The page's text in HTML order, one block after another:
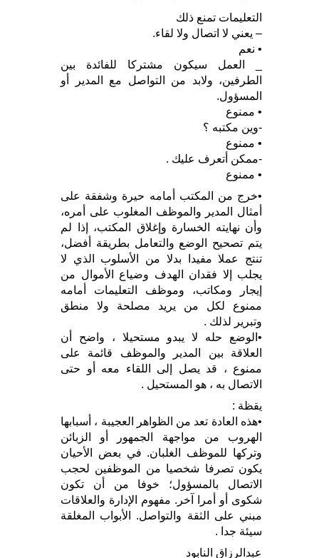
التعليمات تمنع ذلك
– يعني لا اتصال ولا لقاء.
• نعم
_ العمل سيكون مشتركا للفائدة بين
الطرفين، ولابد من التواصل مع المدير أو
المسؤول.
• ممنوع
-وين مكتبه ؟
• ممنوع
-ممكن أتعرف عليك .
• ممنوع
•خرج من المكتب أمامه حيرة وشفقة على
أمثال المدير والموظف المغلوب على أمره،
وأن نهايته الخسارة وإغلاق المكتب، إذا لم
يتم تصحيح الوضع والتعامل بطريقة أفضل،
تنتج عملا مفيدا بدلا من الأسلوب الذي لا
يجلب إلا فقدان الهدف وضياع الأموال من
إيجار ومكاتب، وموظف التعليمات أمامه
ممنوع لكل من يريد مصلحة ولا منطق
وتبرير لذلك .
•الوضع حله لا يبدو مستحيلا ، واضح أن
العلاقة بين المدير والموظف قائمة على
ممنوع ، قد يصل إلى اللقاء معه أو حتى
الاتصال به ، هو المستحيل .
يقظة :
•هذه العادة تعد من الظواهر العجيبة ، أسبابها
الهروب من مواجهة الجمهور أو الزبائن
وتركها للموظف الغلبان. في بعض الأحيان
يكون تصرفا شخصيا من الموظفين لحجب
الاتصال بالمسؤول؛ خوفا من أن تكون
شكوى أو أمرا آخر. مفهوم الإدارة والعلاقات
مبني على الثقة والتواصل. الأبواب المغلقة
سيئة جدا .
عبدالرزاق النابود